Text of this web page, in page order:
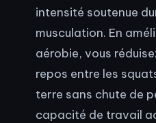
intensité soutenue
musculation. En
aérobie, vous
repos entre les
terre sans chute de
capacité de travail